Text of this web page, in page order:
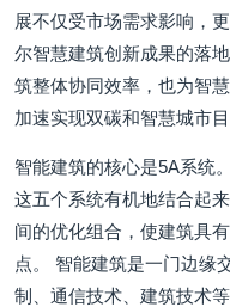
展不仅受市场需求影响，
尔智慧建筑创新成果的落
筑整体协同效率，也为智
加速实现双碳和智慧城市目
智能建筑的核心是5A系统
这五个系统有机地结合起
间的优化组合，使建筑具
点。 智能建筑是一门边缘
制、通信技术、建筑技术